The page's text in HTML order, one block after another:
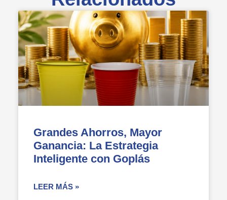
Grandes Ahorros, Mayor
Ganancia: La Estrategia
Inteligente con Goplás
LEER MÁS »